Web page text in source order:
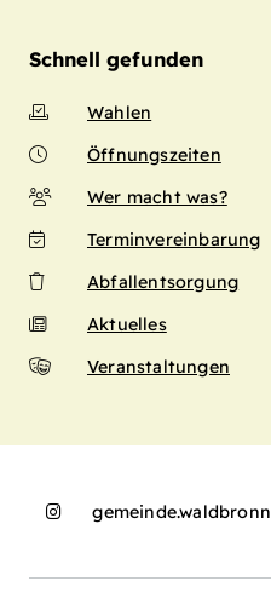
Schnell gefunden
Wahlen
Öffnungszeiten
Wer macht was?
Terminvereinbarung
Abfallentsorgung
Aktuelles
Veranstaltungen
gemeinde.waldbronn